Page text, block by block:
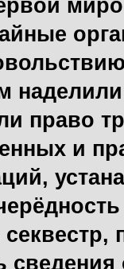
право
и